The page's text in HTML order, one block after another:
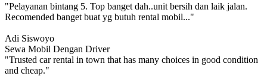
"Pelayanan bintang 5. Top banget dah..unit bersih dan laik jalan.
Recomended banget buat yg butuh rental mobil..."
Adi Siswoyo
Sewa Mobil Dengan Driver
"Trusted car rental in town that has many choices in good condition
and cheap."